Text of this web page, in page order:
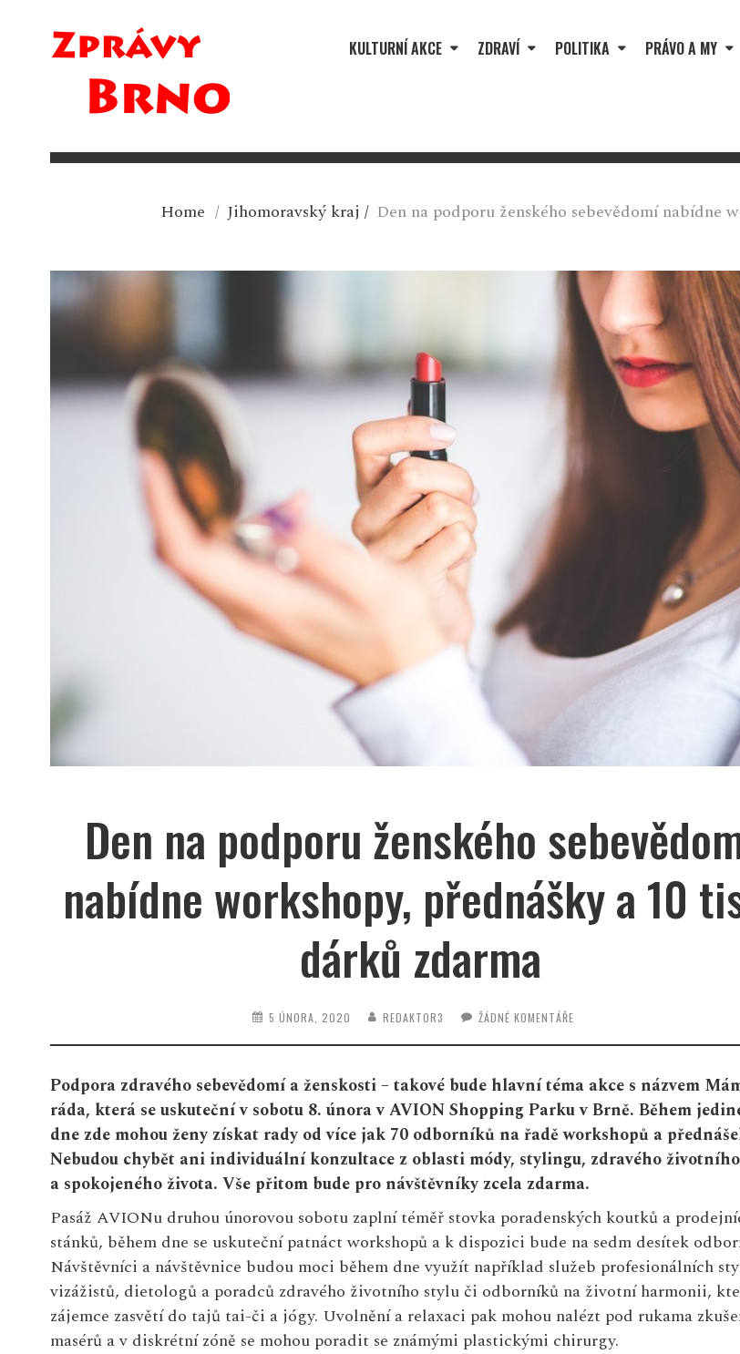
KULTURNÍ AKCE ZDRAVÍ POLITIKA PRÁVO A MY
Home / Jihomoravský kraj / Den na podporu ženského sebevědomí nabídne
Den na podporu ženského
nabídne workshopy, přednášky a 10
dárků zdarma
5 ÚNORA, 2020 REDAKTOR3 ŽÁDNÉ KOMENTÁŘE
Podpora zdravého sebevědomí a ženskosti – takové bude hlavní téma akce s názvem
ráda, která se uskuteční v sobotu 8. února v AVION Shopping Parku v Brně. Během
dne zde mohou ženy získat rady od více jak 70 odborníků na řadě workshopů a
Nebudou chybět ani individuální konzultace z oblasti módy, stylingu, zdravého
a spokojeného života. Vše přitom bude pro návštěvníky zcela zdarma.
Pasáž AVIONu druhou únorovou sobotu zaplní téměř stovka poradenských koutků a
stánků, během dne se uskuteční patnáct workshopů a k dispozici bude na sedm desítek
Návštěvníci a návštěvnice budou moci během dne využít například služeb profesionálních
vizážistů, dietologů a poradců zdravého životního stylu či odborníků na životní harmonii,
zájemce zasvětí do tajů tai-či a jógy. Uvolnění a relaxaci pak mohou nalézt pod rukama
masérů a v diskrétní zóně se mohou poradit se známými plastickými chirurgy.